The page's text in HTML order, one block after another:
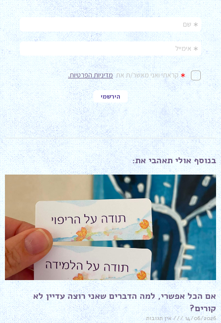
בנוסף אולי תאהבי את:
אם הכל אפשרי, למה הדברים שאני רוצה עדיין לא
קורים?
14/06/2026 אין תגובות